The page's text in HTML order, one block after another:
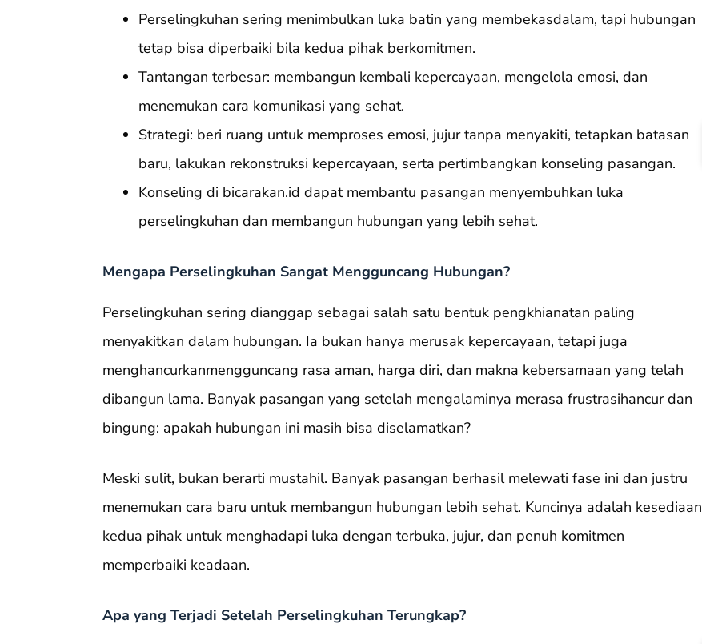
Perselingkuhan sering menimbulkan luka batin yang membekasdalam, tapi hubungan
tetap bisa diperbaiki bila kedua pihak berkomitmen.
Tantangan terbesar: membangun kembali kepercayaan, mengelola emosi, dan
menemukan cara komunikasi yang sehat.
Strategi: beri ruang untuk memproses emosi, jujur tanpa menyakiti, tetapkan batasan
baru, lakukan rekonstruksi kepercayaan, serta pertimbangkan konseling pasangan.
Konseling di bicarakan.id dapat membantu pasangan menyembuhkan luka
perselingkuhan dan membangun hubungan yang lebih sehat.
Mengapa Perselingkuhan Sangat Mengguncang Hubungan?
Perselingkuhan sering dianggap sebagai salah satu bentuk pengkhianatan paling
menyakitkan dalam hubungan. Ia bukan hanya merusak kepercayaan, tetapi juga
menghancurkanmengguncang rasa aman, harga diri, dan makna kebersamaan yang telah
dibangun lama. Banyak pasangan yang setelah mengalaminya merasa frustrasihancur dan
bingung: apakah hubungan ini masih bisa diselamatkan?
Meski sulit, bukan berarti mustahil. Banyak pasangan berhasil melewati fase ini dan justru
menemukan cara baru untuk membangun hubungan lebih sehat. Kuncinya adalah kesediaan
kedua pihak untuk menghadapi luka dengan terbuka, jujur, dan penuh komitmen
memperbaiki keadaan.
Apa yang Terjadi Setelah Perselingkuhan Terungkap?